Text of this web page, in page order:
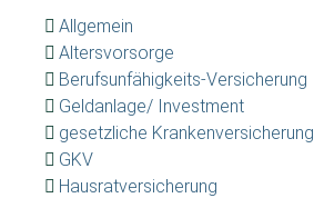
Allgemein
Altersvorsorge
Berufsunfähigkeits-Versicherung
Geldanlage/ Investment
gesetzliche Krankenversicherung
GKV
Hausratversicherung